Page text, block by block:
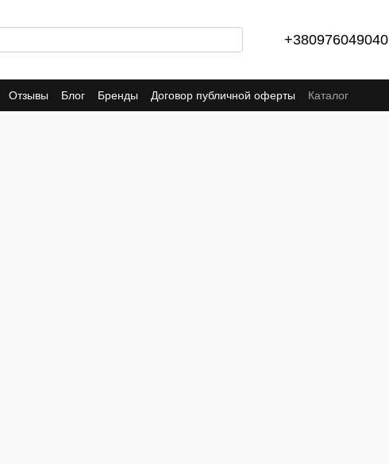
+380976049040
Отзывы Блог Бренды Договор публичной оферты Каталог